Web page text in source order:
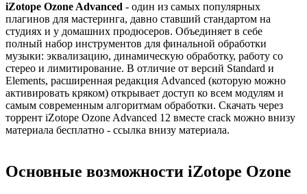
iZotope Ozone Advanced - один из самых популярных
плагинов для мастеринга, давно ставший стандартом на
студиях и у домашних продюсеров. Объединяет в себе
полный набор инструментов для финальной обработки
музыки: эквализацию, динамическую обработку, работу со
стерео и лимитирование. В отличие от версий Standard и
Elements, расширенная редакция Advanced (которую можно
активировать кряком) открывает доступ ко всем модулям и
самым современным алгоритмам обработки. Скачать через
торрент iZotope Ozone Advanced 12 вместе crack можно внизу
материала бесплатно - ссылка внизу материала.
Основные возможности iZotope Ozone